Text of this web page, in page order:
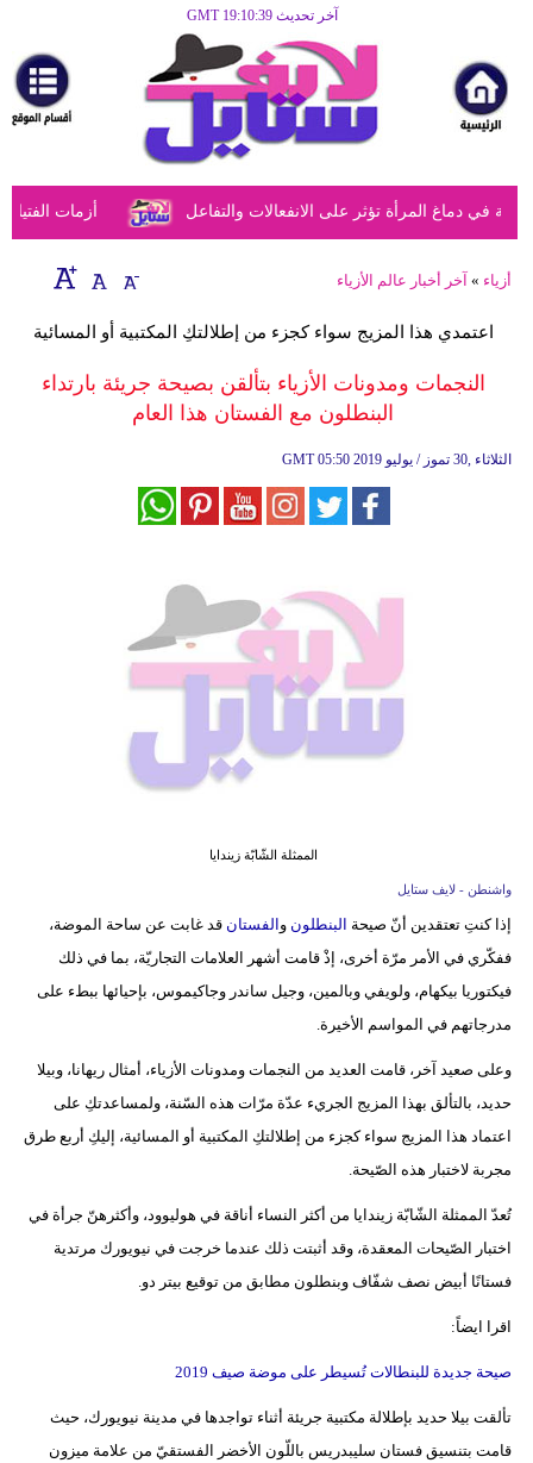
آخر تحديث GMT 19:10:39
مرأة
أزياء
أزياء
إسلامية
ديكور
صحة
أزمات الفتيات دماغ المرأة تؤثر على الانفعالات والتفاعل
أزياء » آخر أخبار عالم الأزياء
اعتمدي هذا المزيج سواء كجزء من إطلالتكِ المكتبية أو المسائية
النجمات ومدونات الأزياء بتألقن بصيحة جريئة بارتداء
البنطلون مع الفستان هذا العام
GMT 05:50 2019 الثلاثاء ,30 تموز / يوليو
الممثلة الشّابّة زيندايا
واشنطن - لايف ستايل
إذا كنتِ تعتقدين أنّ صيحة البنطلون و الفستانقد غابت عن ساحة الموضة،
ففكّري في الأمر مرّة أخرى، إذْ قامت أشهر العلامات التجاريّة، بما في ذلك
فيكتوريا بيكهام، ولويفي وبالمين، وجيل ساندر وجاكيموس، بإحيائها ببطء على
مدرجاتهم في المواسم الأخيرة.
وعلى صعيد آخر، قامت العديد من النجمات ومدونات الأزياء، أمثال ريهانا، وبيلا
حديد، بالتألق بهذا المزيج الجريء عدّة مرّات هذه السّنة، ولمساعدتكِ على
اعتماد هذا المزيج سواء كجزء من إطلالتكِ المكتبية أو المسائية، إليكِ أربع طرق
مجربة لاختبار هذه الصّيحة.
تُعدّ الممثلة الشّابّة زيندايا من أكثر النساء أناقة في هوليوود، وأكثرهنّ جرأة في
اختبار الصّيحات المعقدة، وقد أثبتت ذلك عندما خرجت في نيويورك مرتدية
فستانًا أبيض نصف شفّاف وبنطلون مطابق من توقيع بيتر دو.
اقرا ايضاً:
صيحة جديدة للبنطالات تُسيطر على موضة صيف 2019
تألقت بيلا حديد بإطلالة مكتبية جريئة أثناء تواجدها في مدينة نيويورك، حيث
قامت بتنسيق فستان سليبدريس باللّون الأخضر الفستقيّ من علامة ميزون